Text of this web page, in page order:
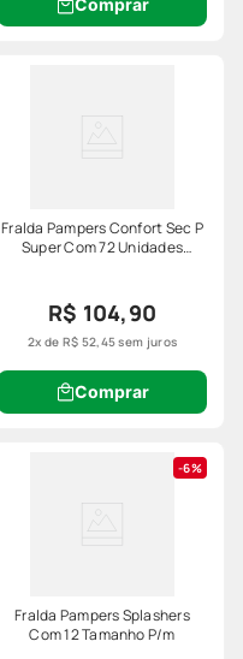
Comprar
Fralda Pampers Confort Sec P
Super Com 72 Unidades
R$ 104,90
2x de R$ 52,45sem juros
Comprar
6%
Fralda Pampers Splashers
Com 12 Tamanho P/m